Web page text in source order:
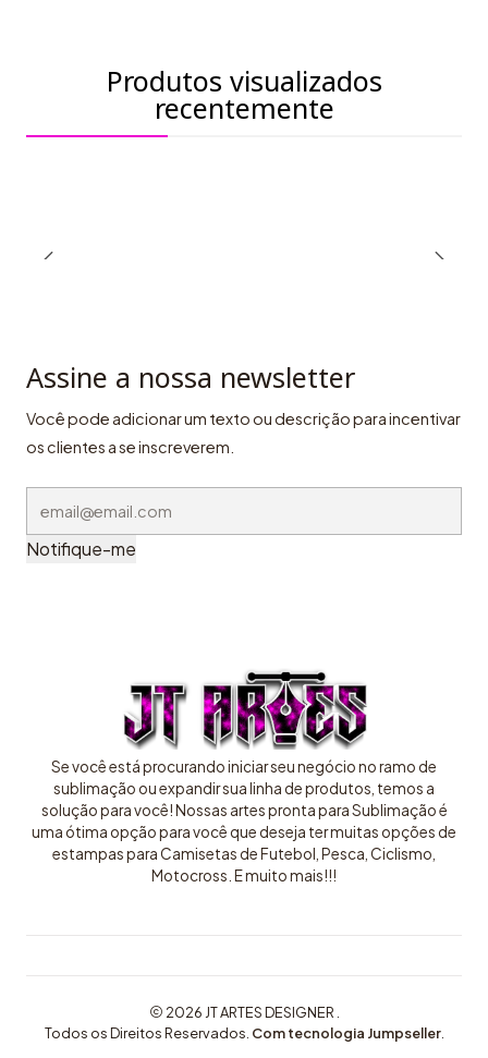
Produtos visualizados
recentemente
Assine a nossa newsletter
Você pode adicionar um texto ou descrição para incentivar
os clientes a se inscreverem.
Notifique-me
Se você está procurando iniciar seu negócio no ramo de
sublimação ou expandir sua linha de produtos, temos a
solução para você! Nossas artes pronta para Sublimação é
uma ótima opção para você que deseja ter muitas opções de
estampas para Camisetas de Futebol, Pesca, Ciclismo,
Motocross. E muito mais!!!
2026 JT ARTES DESIGNER .
Todos os Direitos Reservados. Com tecnologia Jumpseller.